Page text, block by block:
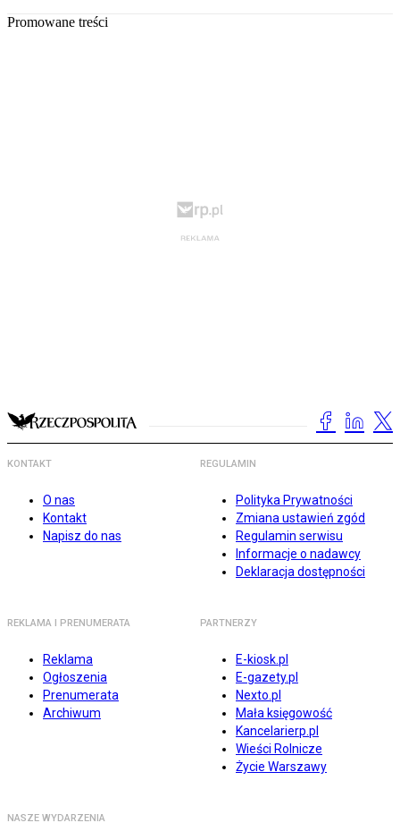
Promowane treści
KONTAKT
O nas
Kontakt
Napisz do nas
REGULAMIN
Polityka Prywatności
Zmiana ustawień zgód
Regulamin serwisu
Informacje o nadawcy
Deklaracja dostępności
REKLAMA I PRENUMERATA
Reklama
Ogłoszenia
Prenumerata
Archiwum
PARTNERZY
E-kiosk.pl
E-gazety.pl
Nexto.pl
Mała księgowość
Kancelarierp.pl
Wieści Rolnicze
Życie Warszawy
NASZE WYDARZENIA